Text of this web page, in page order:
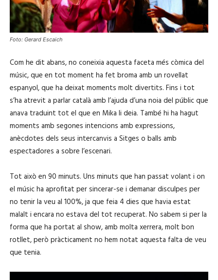
Foto: Gerard Escaich
Com he dit abans, no coneixia aquesta faceta més còmica del
músic, que en tot moment ha fet broma amb un rovellat
espanyol, que ha deixat moments molt divertits. Fins i tot
s’ha atrevit a parlar català amb l’ajuda d’una noia del públic que
anava traduint tot el que en Mika li deia. També hi ha hagut
moments amb segones intencions amb expressions,
anècdotes dels seus intercanvis a Sitges o balls amb
espectadores a sobre l’escenari.
Tot això en 90 minuts. Uns minuts que han passat volant i on
el músic ha aprofitat per sincerar-se i demanar disculpes per
no tenir la veu al 100%, ja que feia 4 dies que havia estat
malalt i encara no estava del tot recuperat. No sabem si per la
forma que ha portat al show, amb molta xerrera, molt bon
rotllet, però pràcticament no hem notat aquesta falta de veu
que tenia.